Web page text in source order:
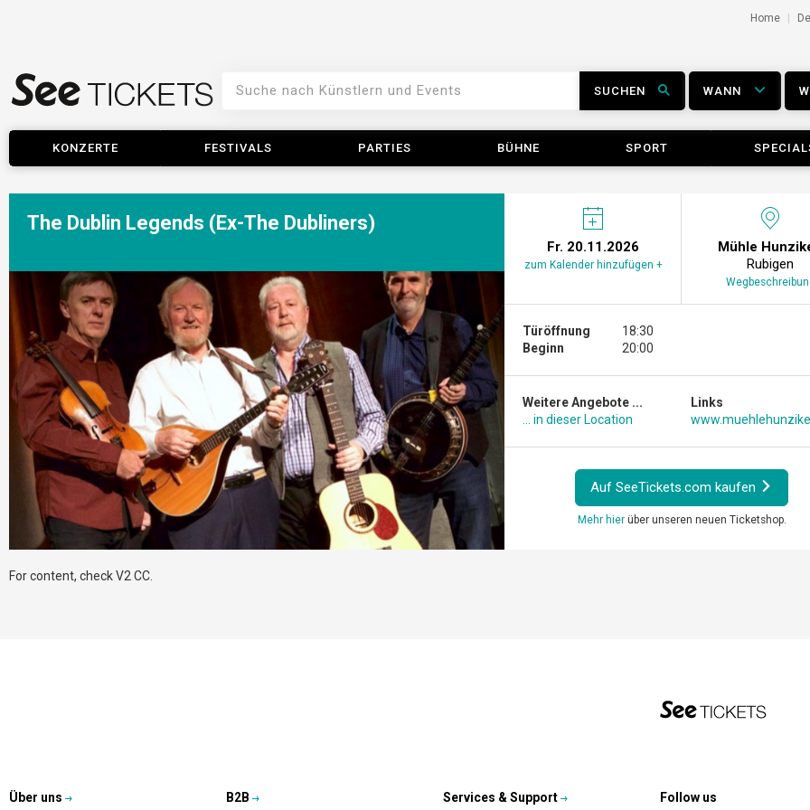
Home
SUCHEN WANN
KONZERTE FESTIVALS PARTIES BÜHNE SPORT
The Dublin Legends (Ex-The Dubliners)
Fr. 20.11.2026
zum Kalender hinzufügen +
Mühle
Rubigen
Türöffnung
Beginn
18:30
20:00
Weitere Angebote ...
... in dieser Location
Links
Auf SeeTickets.com kaufen
Mehr hierüber unseren neuen Ticketshop.
For content, check V2 CC.
Über uns B2B Services & Support Follow us